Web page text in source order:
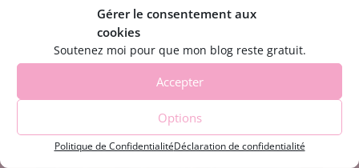
Gérer le consentement aux
cookies
Soutenez moi pour que mon blog reste gratuit.
Accepter
Options
Politique de ConfidentialitéDéclaration de confidentialité